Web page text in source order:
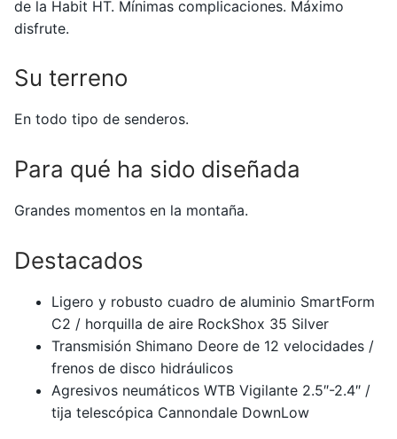
de la Habit HT. Mínimas complicaciones. Máximo
disfrute.
Su terreno
En todo tipo de senderos.
Para qué ha sido diseñada
Grandes momentos en la montaña.
Destacados
Ligero y robusto cuadro de aluminio SmartForm
C2 / horquilla de aire RockShox 35 Silver
Transmisión Shimano Deore de 12 velocidades /
frenos de disco hidráulicos
Agresivos neumáticos WTB Vigilante 2.5″-2.4″ /
tija telescópica Cannondale DownLow